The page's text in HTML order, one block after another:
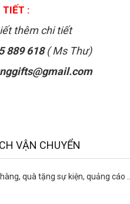
TIẾT :
thêm chi tiết
889 618( Ms Thư)
VẬN CHUYỂN
quà tặng sự kiện, quảng cáo